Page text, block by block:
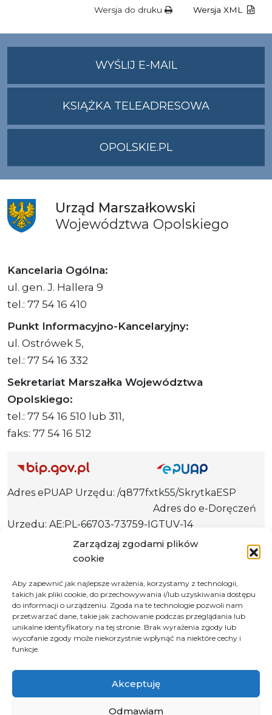
Zarządzaj zgodami plików
cookie
Aby zapewnić jak najlepsze wrażenia, korzystamy z technologii,
takich jak pliki cookie, do przechowywania i/lub uzyskiwania dostępu
do informacji o urządzeniu. Zgoda na te technologie pozwoli nam
przetwarzać dane, takie jak zachowanie podczas przeglądania lub
unikalne identyfikatory na tej stronie. Brak wyrażenia zgody lub
wycofanie zgody może niekorzystnie wpłynąć na niektóre cechy i
funkcje.
Akceptuję
Odmawiam
Wersja do druku Wersja XML
WYŚLIJ E-MAILNA
ADRES
KSIĄŻKA TELEADRESOWA
OPOLSKIE.PL
Urząd Marszałkowski
Województwa Opolskiego
Kancelaria Ogólna:
ul. gen. J. Hallera 9
tel.: 77 54 16 410
Punkt Informacyjno-Kancelaryjny:
ul. Ostrówek 5,
tel.: 77 54 16 332
Sekretariat Marszałka Województwa
Opolskiego:
tel.: 77 54 16 510 lub 311,
faks: 77 54 16 512
Adres ePUAP Urzędu: /q877fxtk55/SkrytkaESP
Adres do e-Doręczeń
Urzędu: AE:PL-66703-73759-IGTUV-14
Klauzula informacyjna RODO
Deklaracja dostępności
Instrukcja obsługi BIP